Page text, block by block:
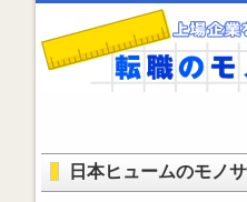
日本ヒュームのモノ